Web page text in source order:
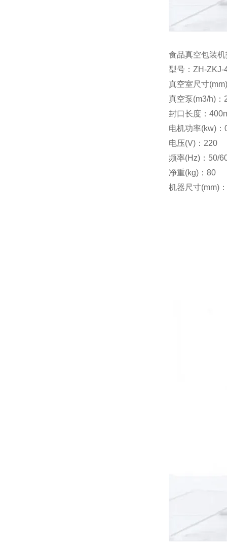
食品真空包装
型号：ZH-ZKJ-
真空室尺寸
真空泵(m3/h)：
封口长度：
电机功率(kw)：
电压(V)：220
频率(Hz)：50/
净重(kg)：80
机器尺寸(mm)